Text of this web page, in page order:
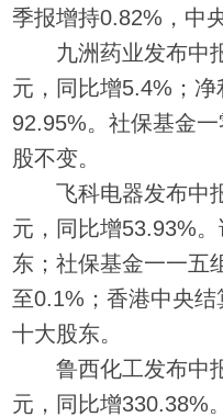
季报增持0.82%，中
九洲药业发布中报
元，同比增5.4%；
92.95%。社保基金
股不变。
飞科电器发布中报
元，同比增53.93%
东；社保基金一一五
至0.1%；香港中央
十大股东。
鲁西化工发布中报
元，同比增330.38%